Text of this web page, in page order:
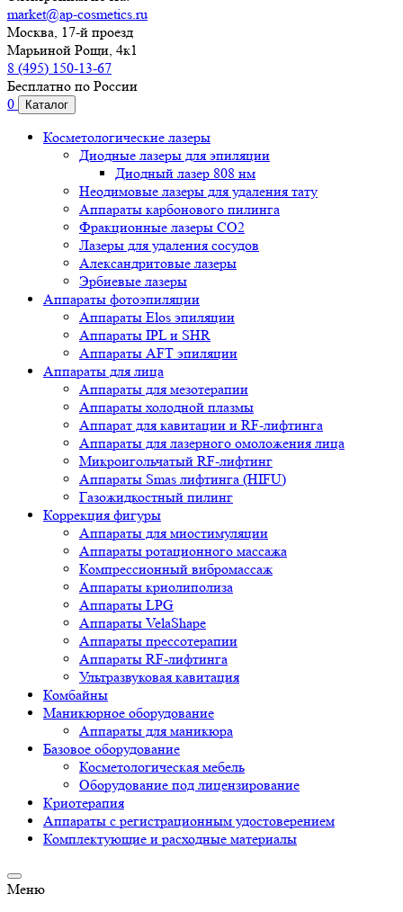
market@ap-cosmetics.ru
Москва, 17-й проезд
Марьиной Рощи, 4к1
8 (495) 150-13-67
Бесплатно по России
0
Каталог
Косметологические лазеры
Диодные лазеры для эпиляции
Диодный лазер 808 нм
Неодимовые лазеры для удаления тату
Аппараты карбонового пилинга
Фракционные лазеры CO2
Лазеры для удаления сосудов
Александритовые лазеры
Эрбиевые лазеры
Аппараты фотоэпиляции
Аппараты Elos эпиляции
Аппараты IPL и SHR
Аппараты AFT эпиляции
Аппараты для лица
Аппараты для мезотерапии
Аппараты холодной плазмы
Аппарат для кавитации и RF-лифтинга
Аппараты для лазерного омоложения лица
Микроигольчатый RF-лифтинг
Аппараты Smas лифтинга (HIFU)
Газожидкостный пилинг
Коррекция фигуры
Аппараты для миостимуляции
Аппараты ротационного массажа
Компрессионный вибромассаж
Аппараты криолиполиза
Аппараты LPG
Аппараты VelaShape
Аппараты прессотерапии
Аппараты RF-лифтинга
Ультразвуковая кавитация
Комбайны
Маникюрное оборудование
Аппараты для маникюра
Базовое оборудование
Косметологическая мебель
Оборудование под лицензирование
Криотерапия
Аппараты c регистрационным удостоверением
Комплектующие и расходные материалы
Меню